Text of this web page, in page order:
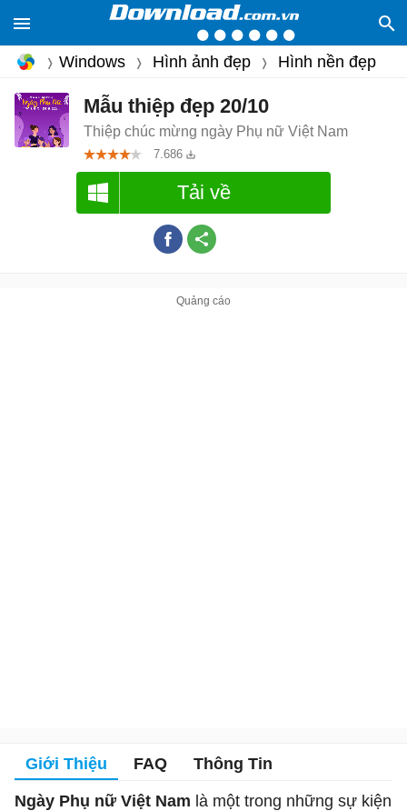
Windows Hình ảnh đẹp Hình nền đẹp
Mẫu thiệp đẹp 20/10
Thiệp chúc mừng ngày Phụ nữ Việt Nam
7.686
Tải về
Giới Thiệu FAQ Thông Tin
Ngày Phụ nữ Việt Nam là một trong những sự kiện